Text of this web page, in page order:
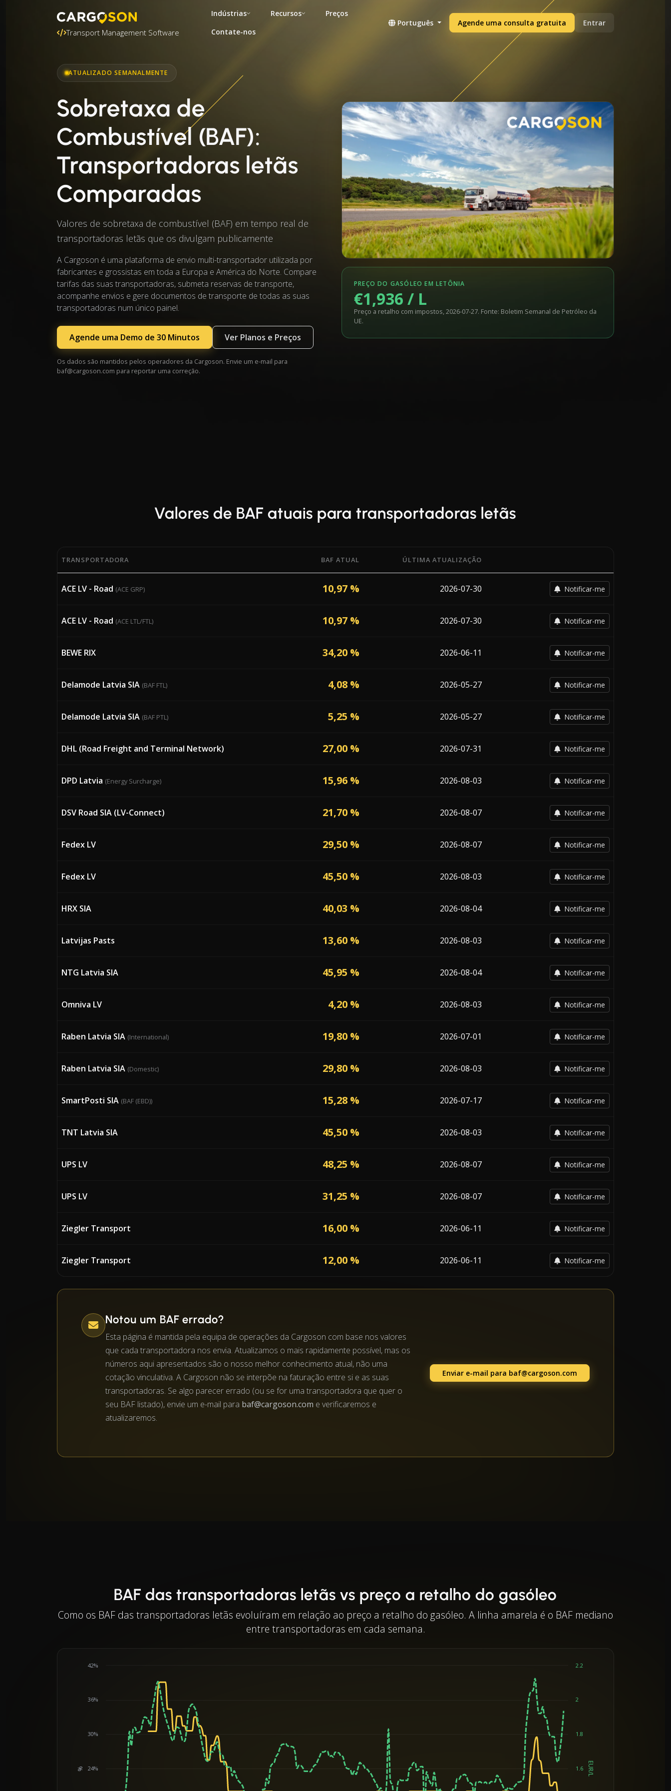
Transport Management Software
Indústrias Recursos
Preços
Contate-nos
Português Agende uma consulta gratuita Entrar
ATUALIZADO SEMANALMENTE
Sobretaxa de
Combustível (BAF):
Transportadoras letãs
Comparadas
Valores de sobretaxa de combustível (BAF) em tempo real de
transportadoras letãs que os divulgam publicamente
A Cargoson é uma plataforma de envio multi-transportador utilizada por
fabricantes e grossistas em toda a Europa e América do Norte. Compare
tarifas das suas transportadoras, submeta reservas de transporte,
acompanhe envios e gere documentos de transporte de todas as suas
transportadoras num único painel.
Agende uma Demo de 30 Minutos Ver Planos e Preços
Os dados são mantidos pelos operadores da Cargoson. Envie um e-mail para
baf@cargoson.com para reportar uma correção.
PREÇO DO GASÓLEO EM LETÔNIA
€1,936 / L
Preço a retalho com impostos, 2026-07-27. Fonte: Boletim Semanal de Petróleo da
UE.
Valores de BAF atuais para transportadoras letãs
Percentagens atuais do Bunker Adjustment Factor (BAF) de 22 transportadoras a operar em Letônia, com a data da alteração mais recente de cada transportadora.
TRANSPORTADORA BAF ATUAL ÚLTIMA ATUALIZAÇÃO
ACE LV - Road (ACE GRP) 10,97 % 2026-07-30 Notificar-me
ACE LV - Road (ACE LTL/FTL) 10,97 % 2026-07-30 Notificar-me
BEWE RIX 34,20 % 2026-06-11 Notificar-me
Delamode Latvia SIA (BAF FTL) 4,08 % 2026-05-27 Notificar-me
Delamode Latvia SIA (BAF PTL) 5,25 % 2026-05-27 Notificar-me
DHL (Road Freight and Terminal Network) 27,00 % 2026-07-31 Notificar-me
DPD Latvia (Energy Surcharge) 15,96 % 2026-08-03 Notificar-me
DSV Road SIA (LV-Connect) 21,70 % 2026-08-07 Notificar-me
Fedex LV 29,50 % 2026-08-07 Notificar-me
Fedex LV 45,50 % 2026-08-03 Notificar-me
HRX SIA 40,03 % 2026-08-04 Notificar-me
Latvijas Pasts 13,60 % 2026-08-03 Notificar-me
NTG Latvia SIA 45,95 % 2026-08-04 Notificar-me
Omniva LV 4,20 % 2026-08-03 Notificar-me
Raben Latvia SIA (International) 19,80 % 2026-07-01 Notificar-me
Raben Latvia SIA (Domestic) 29,80 % 2026-08-03 Notificar-me
SmartPosti SIA (BAF (EBD)) 15,28 % 2026-07-17 Notificar-me
TNT Latvia SIA 45,50 % 2026-08-03 Notificar-me
UPS LV 48,25 % 2026-08-07 Notificar-me
UPS LV 31,25 % 2026-08-07 Notificar-me
Ziegler Transport 16,00 % 2026-06-11 Notificar-me
Ziegler Transport 12,00 % 2026-06-11 Notificar-me
Notou um BAF errado?
Esta página é mantida pela equipa de operações da Cargoson com base nos valores
que cada transportadora nos envia. Atualizamos o mais rapidamente possível, mas os
números aqui apresentados são o nosso melhor conhecimento atual, não uma
cotação vinculativa. A Cargoson não se interpõe na faturação entre si e as suas
transportadoras. Se algo parecer errado (ou se for uma transportadora que quer o
seu BAF listado), envie um e-mail para baf@cargoson.com e verificaremos e
atualizaremos.
Enviar e-mail para baf@cargoson.com
BAF das transportadoras letãs vs preço a retalho do gasóleo
Como os BAF das transportadoras letãs evoluíram em relação ao preço a retalho do gasóleo. A linha amarela é o BAF mediano
entre transportadoras em cada semana.
% EUR/L
24%
30%
36%
42%
1.6
1.8
2
2.2